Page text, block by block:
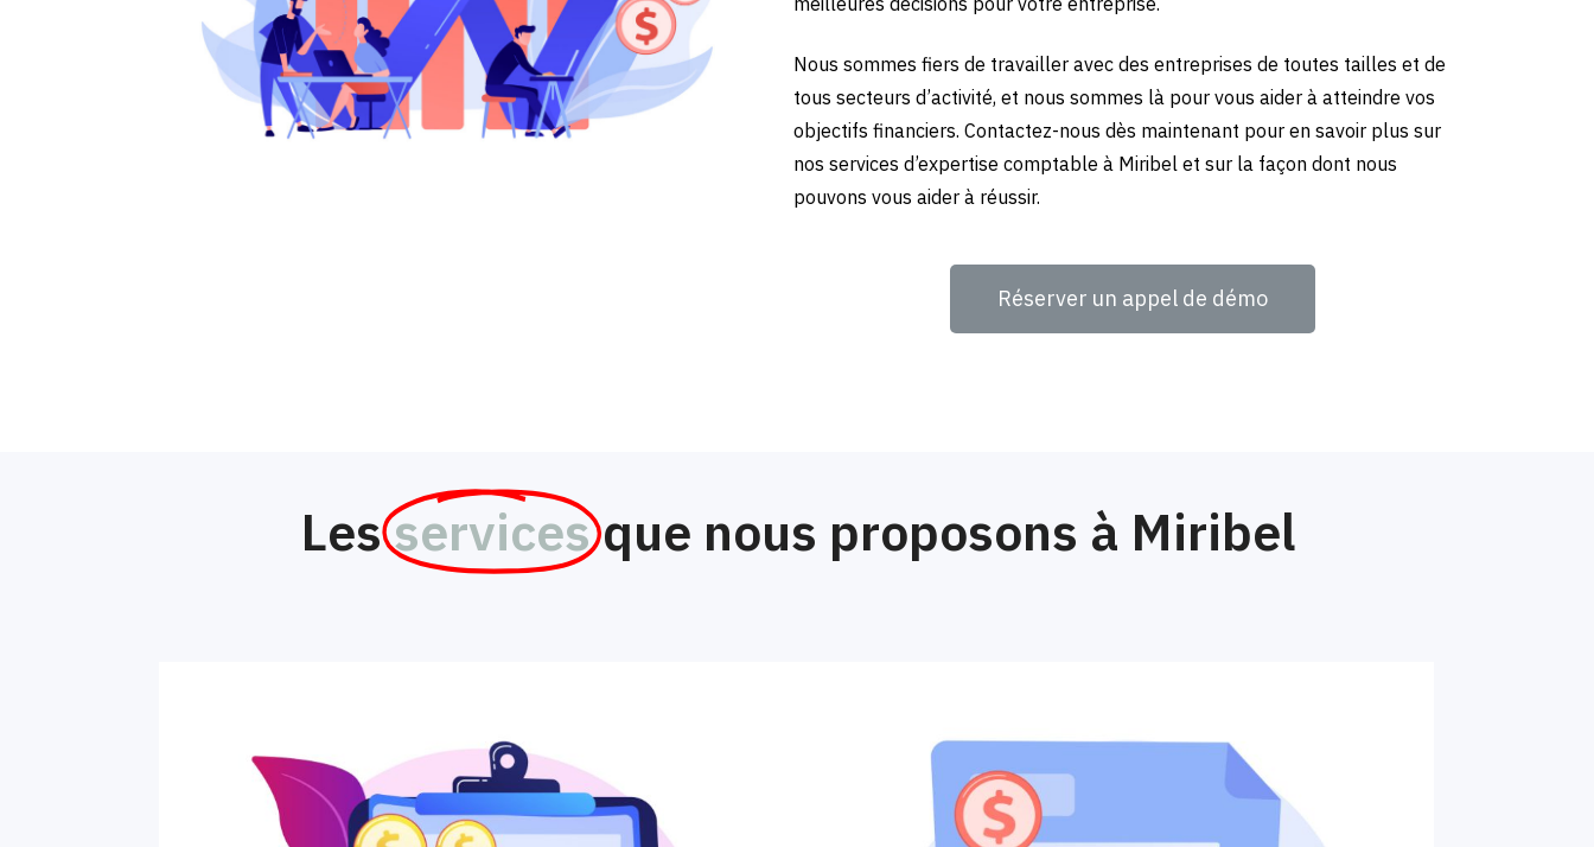
Nous sommes fiers de travailler avec des entreprises de toutes tailles et de
tous secteurs d’activité, et nous sommes là pour vous aider à atteindre vos
objectifs financiers. Contactez-nous dès maintenant pour en savoir plus sur
nos services d’expertise comptable à Miribel et sur la façon dont nous
pouvons vous aider à réussir.
Réserver un appel de démo
Lesservices que nous proposons à Miribel